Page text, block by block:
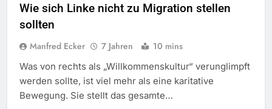
Wie sich Linke nicht zu Migration stellen
sollten
Manfred Ecker 7 Jahren 10 mins
Was von rechts als „Willkommenskultur“ verunglimpft
werden sollte, ist viel mehr als eine karitative
Bewegung. Sie stellt das gesamte…